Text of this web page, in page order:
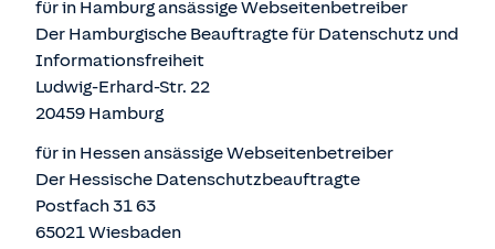
für in Hamburg ansässige Webseitenbetreiber
Der Hamburgische Beauftragte für Datenschutz und
Informationsfreiheit
Ludwig-Erhard-Str. 22
20459 Hamburg
für in Hessen ansässige Webseitenbetreiber
Der Hessische Datenschutzbeauftragte
Postfach 31 63
65021 Wiesbaden